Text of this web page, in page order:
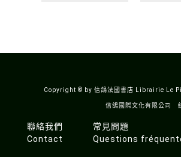
Copyright © by 信鴿法國書店 Librairie Le
信鴿國際文化有限公司
聯絡我們
Contact
常見問題
Questions